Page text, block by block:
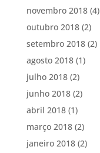
novembro 2018(4)
outubro 2018(2)
setembro 2018(2)
agosto 2018(1)
julho 2018(2)
junho 2018(2)
abril 2018(1)
março 2018(2)
janeiro 2018(2)